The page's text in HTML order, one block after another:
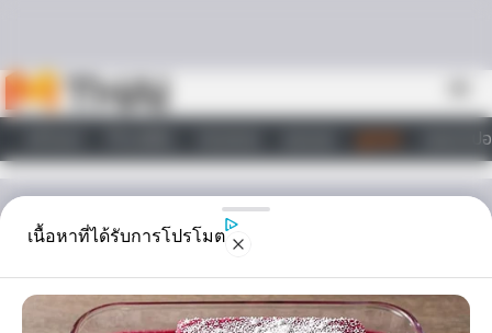
วอลเปเ
ไลฟ์สไตล์
ดูดวง
วิธีมัดใจหนุ่มแต่ละวัน
เนื้อหาที่ได้รับการโปรโมต